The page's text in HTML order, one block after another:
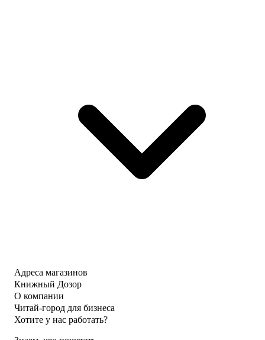
Адреса магазинов
Книжный Дозор
О компании
Читай-город для бизнеса
Хотите у нас работать?